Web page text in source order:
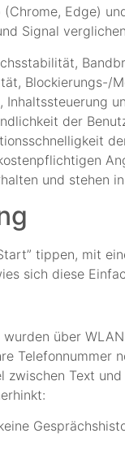
Edge)
Signal
Blockierungs-/
der
und stehen
tippen, mit
sich diese
über
Telefonnummer
zwischen Text